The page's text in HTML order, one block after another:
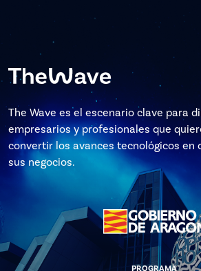
The Wave es el escenario clave para
empresarios y profesionales que
convertir los avances tecnológicos en
sus negocios.
PROGRAMA